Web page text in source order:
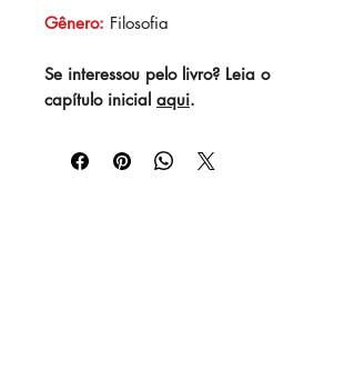
Gênero: Filosofia
Se interessou pelo livro? Leia o
capítulo inicial aqui.